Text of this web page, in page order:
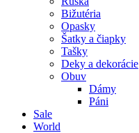
Bižutéria
Opasky
Šatky a čiapky
Tašky
Deky a dekorácie
Obuv
Dámy
Páni
Sale
World